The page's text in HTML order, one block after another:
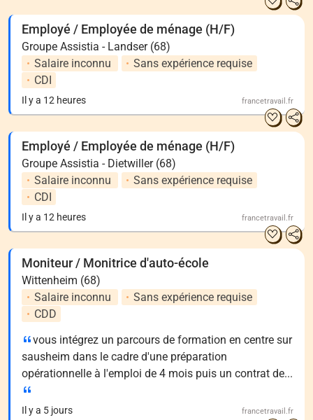
Employé / Employée de ménage (H/F)
Groupe Assistia - Landser (68)
Salaire inconnu
Sans expérience requise
CDI
Il y a 12 heures francetravail.fr
Employé / Employée de ménage (H/F)
Groupe Assistia - Dietwiller (68)
Salaire inconnu
Sans expérience requise
CDI
Il y a 12 heures francetravail.fr
Moniteur / Monitrice d'auto-école
Wittenheim (68)
Salaire inconnu
Sans expérience requise
CDD
vous intégrez un parcours de formation en centre sur
sausheim dans le cadre d'une préparation
opérationnelle à l'emploi de 4 mois puis un contrat de...
Il y a 5 jours francetravail.fr